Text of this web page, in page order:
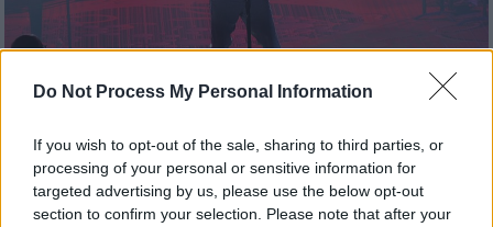
Do Not Process My Personal Information
If you wish to opt-out of the sale, sharing to third parties, or
processing of your personal or sensitive information for
targeted advertising by us, please use the below opt-out
section to confirm your selection. Please note that after your
Προσθέστε το ΕΘΝΟΣ στη Google